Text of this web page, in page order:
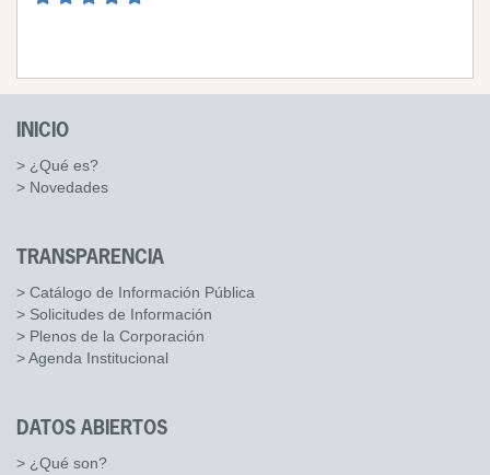
INICIO
> ¿Qué es?
> Novedades
TRANSPARENCIA
> Catálogo de Información Pública
> Solicitudes de Información
> Plenos de la Corporación
> Agenda Institucional
DATOS ABIERTOS
> ¿Qué son?